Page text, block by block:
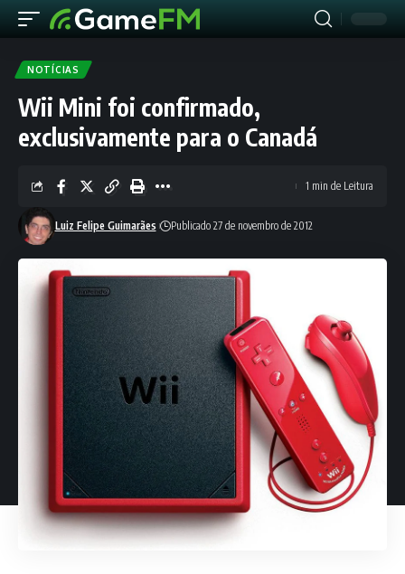
NOTÍCIAS
Wii Mini foi confirmado,
exclusivamente para o Canadá
Luiz Felipe Guimarães Publicado 27 de novembro de 2012
1 min de Leitura